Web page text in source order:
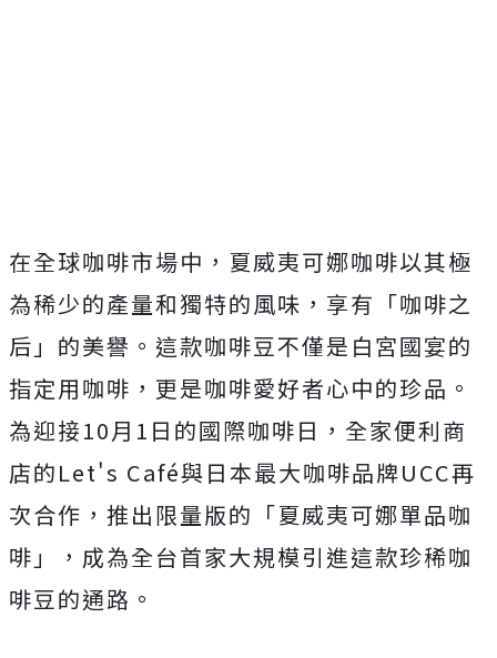
在全球咖啡市場中，夏威夷可娜咖啡以其極
為稀少的產量和獨特的風味，享有「咖啡之
后」的美譽。這款咖啡豆不僅是白宮國宴的
指定用咖啡，更是咖啡愛好者心中的珍品。
為迎接10月1日的國際咖啡日，全家便利商
店的Let's Café與日本最大咖啡品牌UCC再
次合作，推出限量版的「夏威夷可娜單品咖
啡」，成為全台首家大規模引進這款珍稀咖
啡豆的通路。